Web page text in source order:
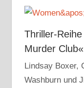
Thriller-
Murder
Lindsay Boxer,
Washburn und